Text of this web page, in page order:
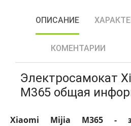
ОПИСАНИЕ
КОМЕНТАРИИ
Электросамокат
M365 общая
Xiaomi Mijia M365 -